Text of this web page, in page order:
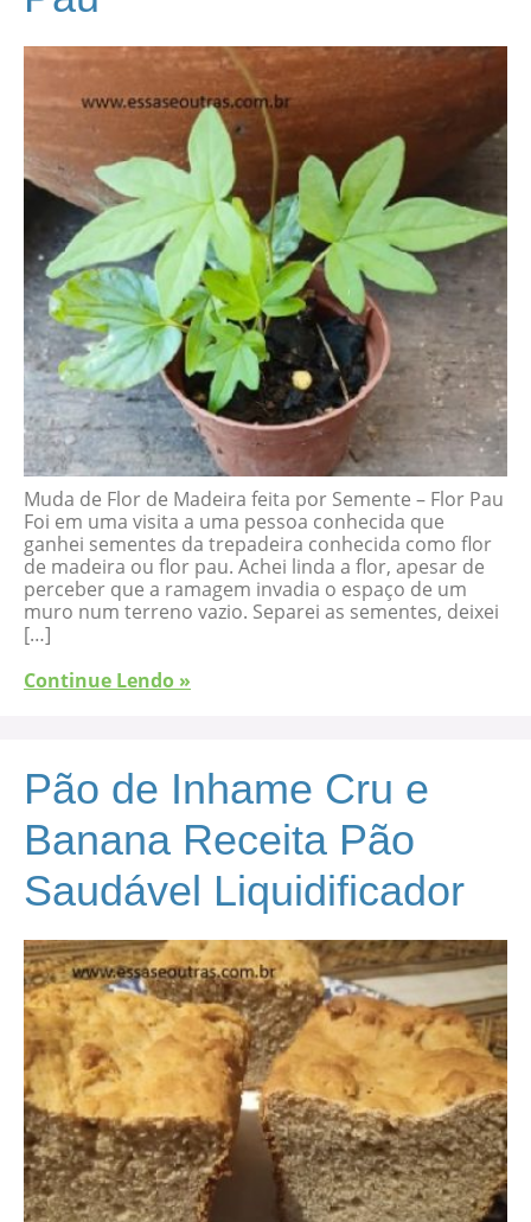
Muda de Flor de Madeira feita por Semente – Flor Pau
Foi em uma visita a uma pessoa conhecida que
ganhei sementes da trepadeira conhecida como flor
de madeira ou flor pau. Achei linda a flor, apesar de
perceber que a ramagem invadia o espaço de um
muro num terreno vazio. Separei as sementes, deixei
[…]
Continue Lendo »
Pão de Inhame Cru e
Banana Receita Pão
Saudável Liquidificador